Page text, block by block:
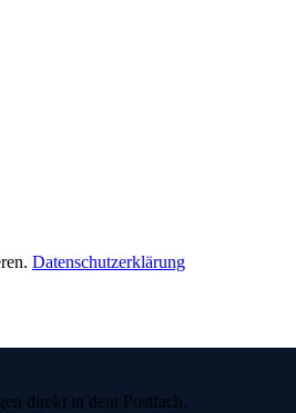
Datenschutzerklärung
direkt in dein Postfach.